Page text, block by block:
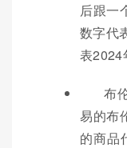
后跟一
数字代
表2024
布
易的布
的商品